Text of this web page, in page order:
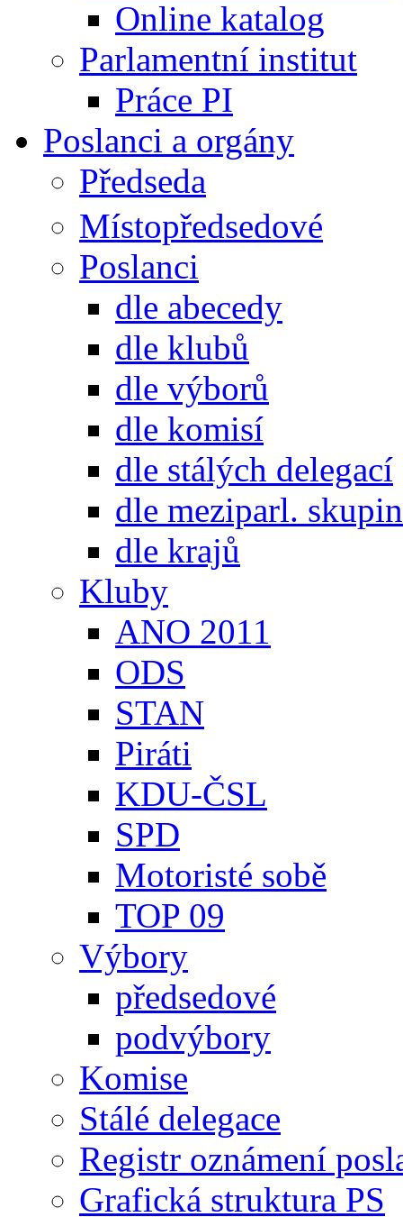
Online katalog
Parlamentní institut
Práce PI
Poslanci a orgány
Předseda
Místopředsedové
Poslanci
dle abecedy
dle klubů
dle výborů
dle komisí
dle stálých delegací
dle meziparl. skupin
dle krajů
Kluby
ANO 2011
ODS
STAN
Piráti
KDU-ČSL
SPD
Motoristé sobě
TOP 09
Výbory
předsedové
podvýbory
Komise
Stálé delegace
Registr oznámení
Grafická struktura PS